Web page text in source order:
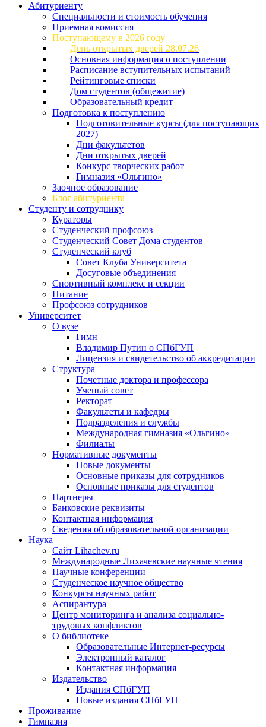
Абитуриенту
Специальности и стоимость обучения
Приемная комиссия
Поступающему в 2026 году
День открытых дверей 28.07.26
Основная информация о поступлении
Расписание вступительных испытаний
Рейтинговые списки
Дом студентов (общежитие)
Образовательный кредит
Подготовка к поступлению
Подготовительные курсы (для поступающих
2027)
Дни факультетов
Дни открытых дверей
Конкурс творческих работ
Гимназия «Ольгино»
Заочное образование
Блог абитуриента
Студенту и сотруднику
Кураторы
Студенческий профсоюз
Студенческий Совет Дома студентов
Студенческий клуб
Совет Клуба Университета
Досуговые объединения
Спортивный комплекс и секции
Питание
Профсоюз сотрудников
Университет
О вузе
Гимн
Владимир Путин о СПбГУП
Лицензия и свидетельство об аккредитации
Структура
Почетные доктора и профессора
Ученый совет
Ректорат
Факультеты и кафедры
Подразделения и службы
Международная гимназия «Ольгино»
Филиалы
Нормативные документы
Новые документы
Основные приказы для сотрудников
Основные приказы для студентов
Партнеры
Банковские реквизиты
Контактная информация
Сведения об образовательной организации
Наука
Сайт Lihachev.ru
Международные Лихачевские научные чтения
Научные конференции
Студенческое научное общество
Конкурсы научных работ
Аспирантура
Центр мониторинга и анализа социально-
трудовых конфликтов
О библиотеке
Образовательные Интернет-ресурсы
Электронный каталог
Контактная информация
Издательство
Издания СПбГУП
Новые издания СПбГУП
Проживание
Гимназия